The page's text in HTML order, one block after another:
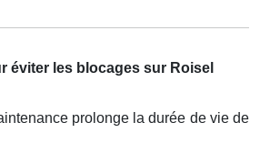
éviter les blocages sur Roisel
prolonge la durée de vie de